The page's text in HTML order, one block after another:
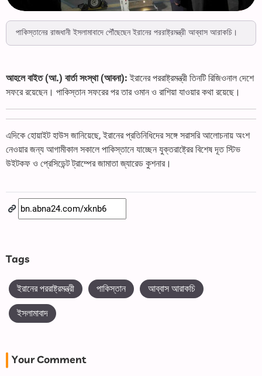
পাকিস্তানের রাজধানী ইসলামাবাদে পৌঁছেছেন ইরানের পররাষ্ট্রমন্ত্রী আব্বাস আরাকচি।
আহলে বাইত (আ.) বার্তা সংস্থা (আবনা):ইরানের পররাষ্ট্রমন্ত্রী তিনটি রিজিওনাল দেশে
সফরে রয়েছেন। পাকিস্তান সফরের পর তার ওমান ও রাশিয়া যাওয়ার কথা রয়েছে।
এদিকে হোয়াইট হাউস জানিয়েছে, ইরানের প্রতিনিধিদের সঙ্গে সরাসরি আলোচনায় অংশ
নেওয়ার জন্য আগামীকাল সকালে পাকিস্তানে যাচ্ছেন যুক্তরাষ্ট্রের বিশেষ দূত স্টিভ
উইটকফ ও প্রেসিডেন্ট ট্রাম্পের জামাতা জ্যারেড কুশনার।
Tags
ইরানের পররাষ্ট্রমন্ত্রী পাকিস্তান আব্বাস আরাকচি
ইসলামাবাদ
Your Comment